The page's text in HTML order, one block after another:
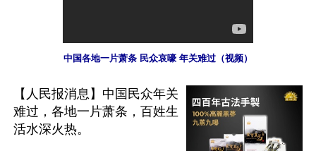
中国各地一片萧条 民众哀嚎 年关难过（视频）
【人民报消息】中国民众年关
难过，各地一片萧条，百姓生
活水深火热。